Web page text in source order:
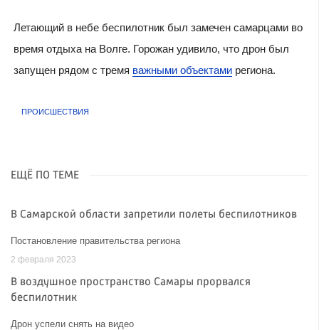
Летающий в небе беспилотник был замечен самарцами во
время отдыха на Волге. Горожан удивило, что дрон был
запущен рядом с тремя важными объектамирегиона.
ПРОИСШЕСТВИЯ
ЕЩЁ ПО ТЕМЕ
В Самарской области запретили полеты беспилотников
Постановление правительства региона
2 февраля 2023
В воздушное пространство Самары прорвался
беспилотник
Дрон успели снять на видео